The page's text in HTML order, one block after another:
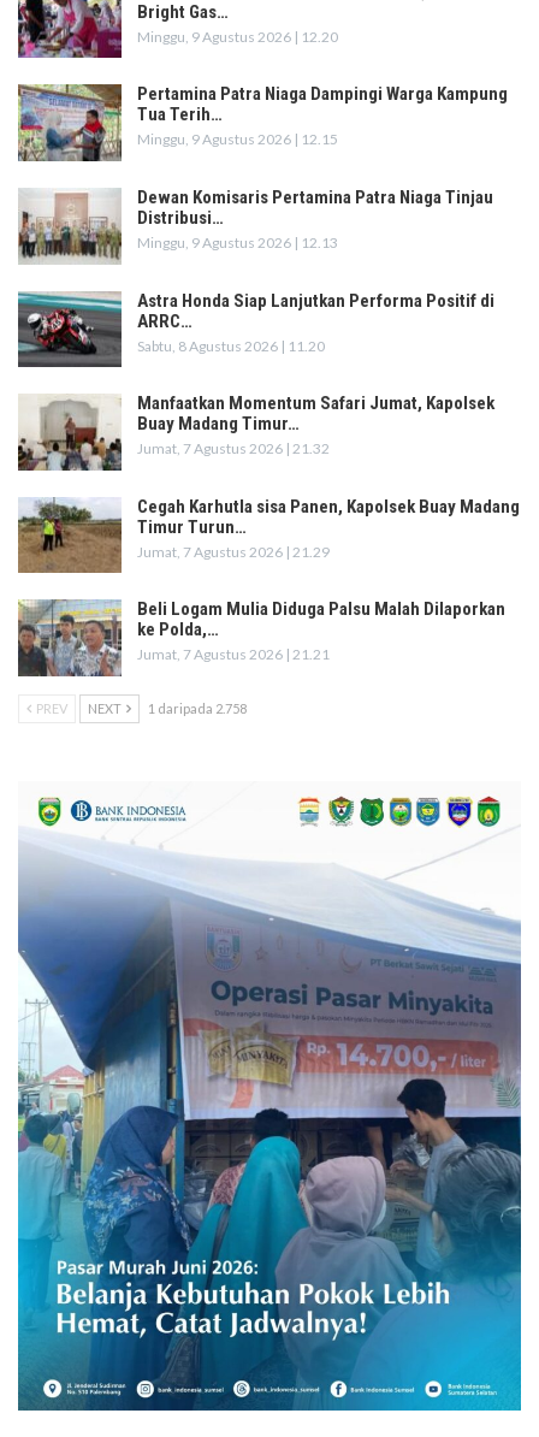
Bright Gas…
Minggu, 9 Agustus 2026 | 12.20
Pertamina Patra Niaga Dampingi Warga Kampung
Tua Terih…
Minggu, 9 Agustus 2026 | 12.15
Dewan Komisaris Pertamina Patra Niaga Tinjau
Distribusi…
Minggu, 9 Agustus 2026 | 12.13
Astra Honda Siap Lanjutkan Performa Positif di
ARRC…
Sabtu, 8 Agustus 2026 | 11.20
Manfaatkan Momentum Safari Jumat, Kapolsek
Buay Madang Timur…
Jumat, 7 Agustus 2026 | 21.32
Cegah Karhutla sisa Panen, Kapolsek Buay Madang
Timur Turun…
Jumat, 7 Agustus 2026 | 21.29
Beli Logam Mulia Diduga Palsu Malah Dilaporkan
ke Polda,…
Jumat, 7 Agustus 2026 | 21.21
PREV NEXT 1 daripada 2.758